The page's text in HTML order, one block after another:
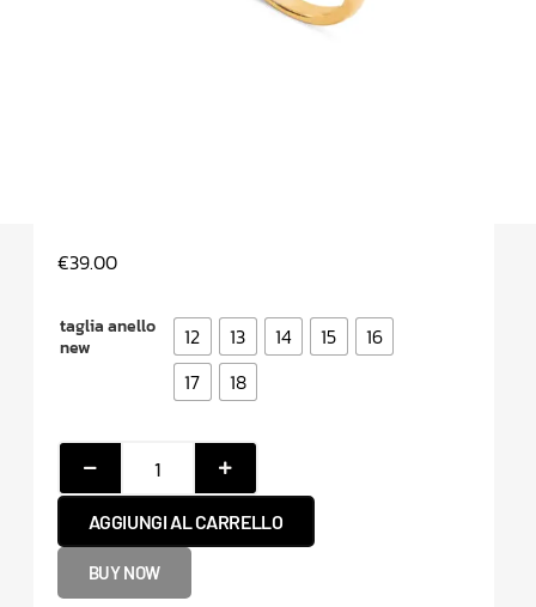
€39.00
taglia anello
new
12 13 14 15
16
17
18
BUY NOW
AGGIUNGI AL CARRELLO